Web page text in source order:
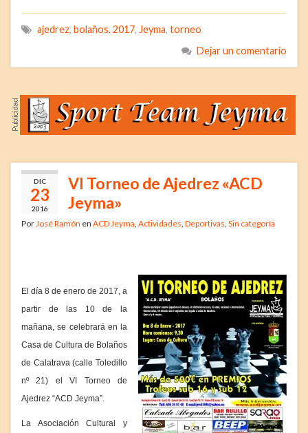
ajedrez, bolaños. 2017, Jeyma, torneo
Dejar un comentario
DIC
23
2016
VI Torneo de Ajedrez «ACD
Jeyma»
Por José Ramón en ACD Jeyma Actividades Deportivas Sin categoría
El día 8 de enero de 2017, a
partir de las 10 de la
mañana, se celebrará en la
Casa de Cultura de Bolaños
de Calatrava (calle Toledillo
nº 21) el VI Torneo de
Ajedrez “ACD Jeyma”.
La Asociación Cultural y